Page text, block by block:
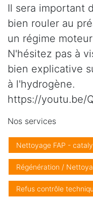
Il sera important
bien rouler au
un régime
N'hésitez pas à
bien explicative
à l'hydrogène.
https://youtu.be/
Nos services
Nettoyage FAP -
Régénération /
Refus contrôle